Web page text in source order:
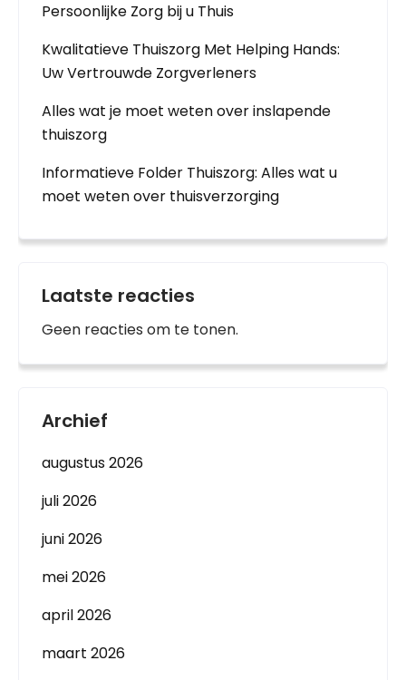
Persoonlijke Zorg bij u Thuis
Kwalitatieve Thuiszorg Met Helping Hands:
Uw Vertrouwde Zorgverleners
Alles wat je moet weten over inslapende
thuiszorg
Informatieve Folder Thuiszorg: Alles wat u
moet weten over thuisverzorging
Laatste reacties
Geen reacties om te tonen.
Archief
augustus 2026
juli 2026
juni 2026
mei 2026
april 2026
maart 2026